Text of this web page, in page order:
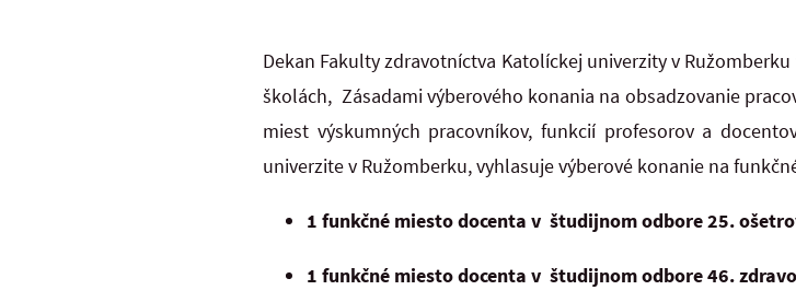
Dekan Fakulty zdravotníctva Katolíckej univerzity v
školách, Zásadami výberového konania na obsadzovanie
miest výskumných pracovníkov, funkcií profesorov a
univerzite v Ružomberku, vyhlasuje výberové konanie na
1 funkčné miesto docenta v študijnom odbore 25.
1 funkčné miesto docenta v študijnom odbore 46.